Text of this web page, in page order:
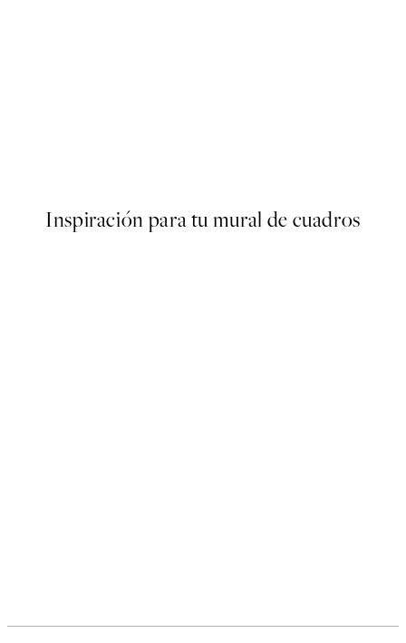
Inspiración para tu mural de cuadros